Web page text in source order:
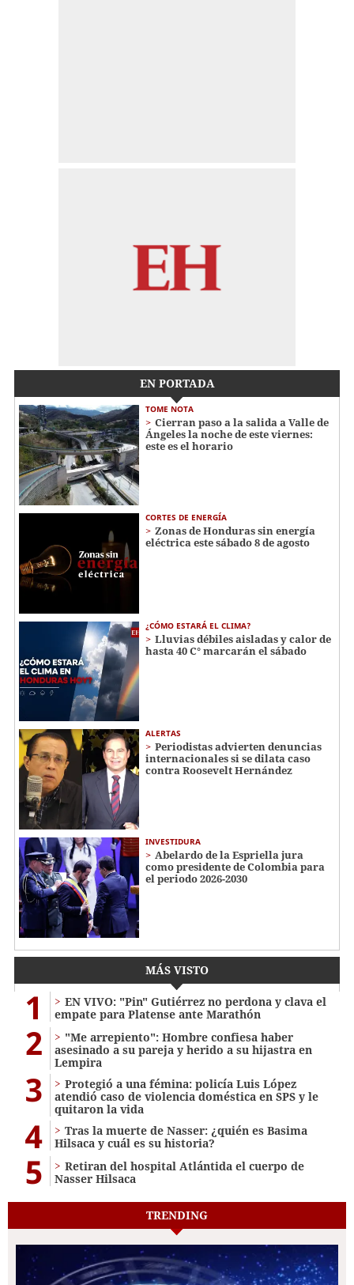
EN PORTADA
TOME NOTA
Cierran paso a la salida a Valle de
Ángeles la noche de este viernes:
este es el horario
CORTES DE ENERGÍA
Zonas de Honduras sin energía
eléctrica este sábado 8 de agosto
¿CÓMO ESTARÁ EL CLIMA?
Lluvias débiles aisladas y calor de
hasta 40 C° marcarán el sábado
ALERTAS
Periodistas advierten denuncias
internacionales si se dilata caso
contra Roosevelt Hernández
INVESTIDURA
Abelardo de la Espriella jura
como presidente de Colombia para
el periodo 2026-2030
MÁS VISTO
1
EN VIVO: "Pin" Gutiérrez no perdona y clava el
empate para Platense ante Marathón
2
"Me arrepiento": Hombre confiesa haber
asesinado a su pareja y herido a su hijastra en
Lempira
3
Protegió a una fémina: policía Luis López
atendió caso de violencia doméstica en SPS y le
quitaron la vida
4
Tras la muerte de Nasser: ¿quién es Basima
Hilsaca y cuál es su historia?
5
Retiran del hospital Atlántida el cuerpo de
Nasser Hilsaca
TRENDING